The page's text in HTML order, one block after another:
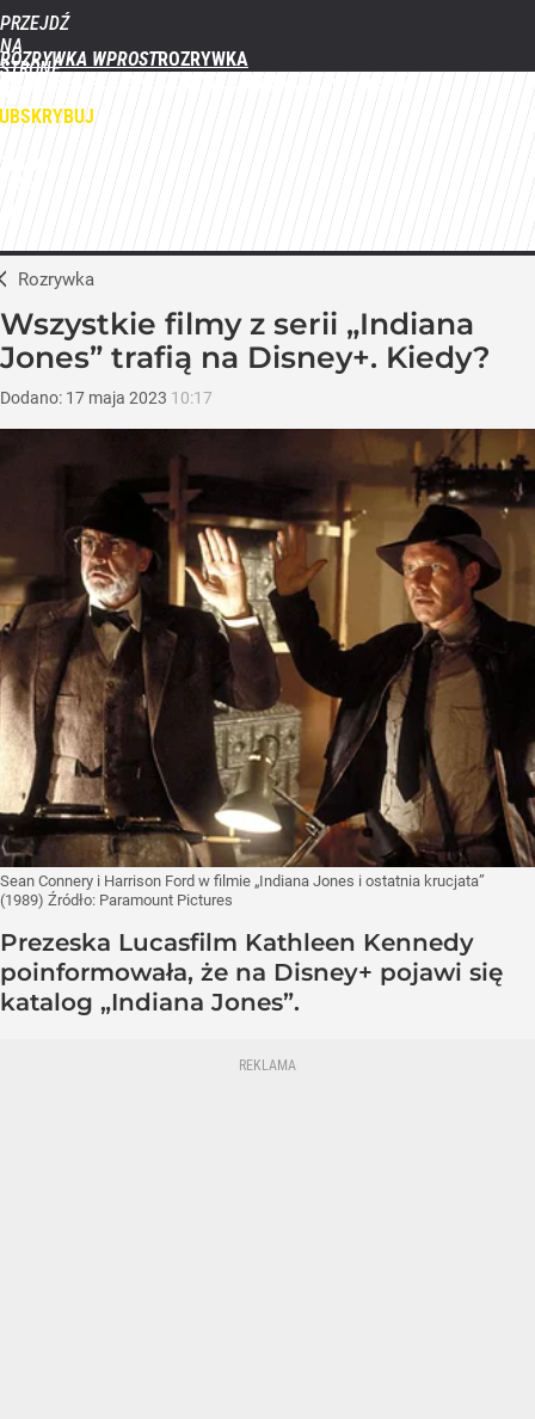
PRZEJDŹ
NA
STRONĘ
WPROST.PL
ROZRYWKA WPROST
Rozrywka
Wszystkie filmy z serii „Indiana
Jones” trafią na Disney+. Kiedy?
Dodano: 17 maja 2023 10:17
Sean Connery i Harrison Ford w filmie „Indiana Jones i ostatnia krucjata”
(1989) Źródło: Paramount Pictures
Prezeska Lucasfilm Kathleen Kennedy
poinformowała, że na Disney+ pojawi się
katalog „Indiana Jones”.